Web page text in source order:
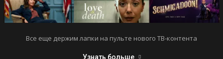
Все еще держим лапки на пульте нового ТВ-контента
Узнать больше